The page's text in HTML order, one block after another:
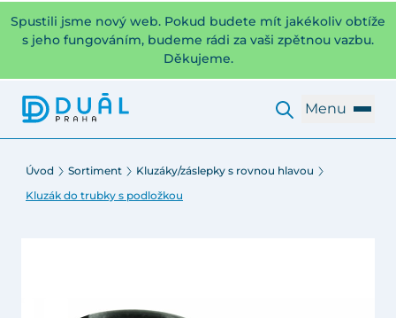
Spustili jsme nový web. Pokud budete mít jakékoliv obtíže
s jeho fungováním, budeme rádi za vaši zpětnou vazbu.
Děkujeme.
Menu
Úvod Sortiment
Kluzáky/záslepky s rovnou hlavou
Kluzák do trubky s podložkou